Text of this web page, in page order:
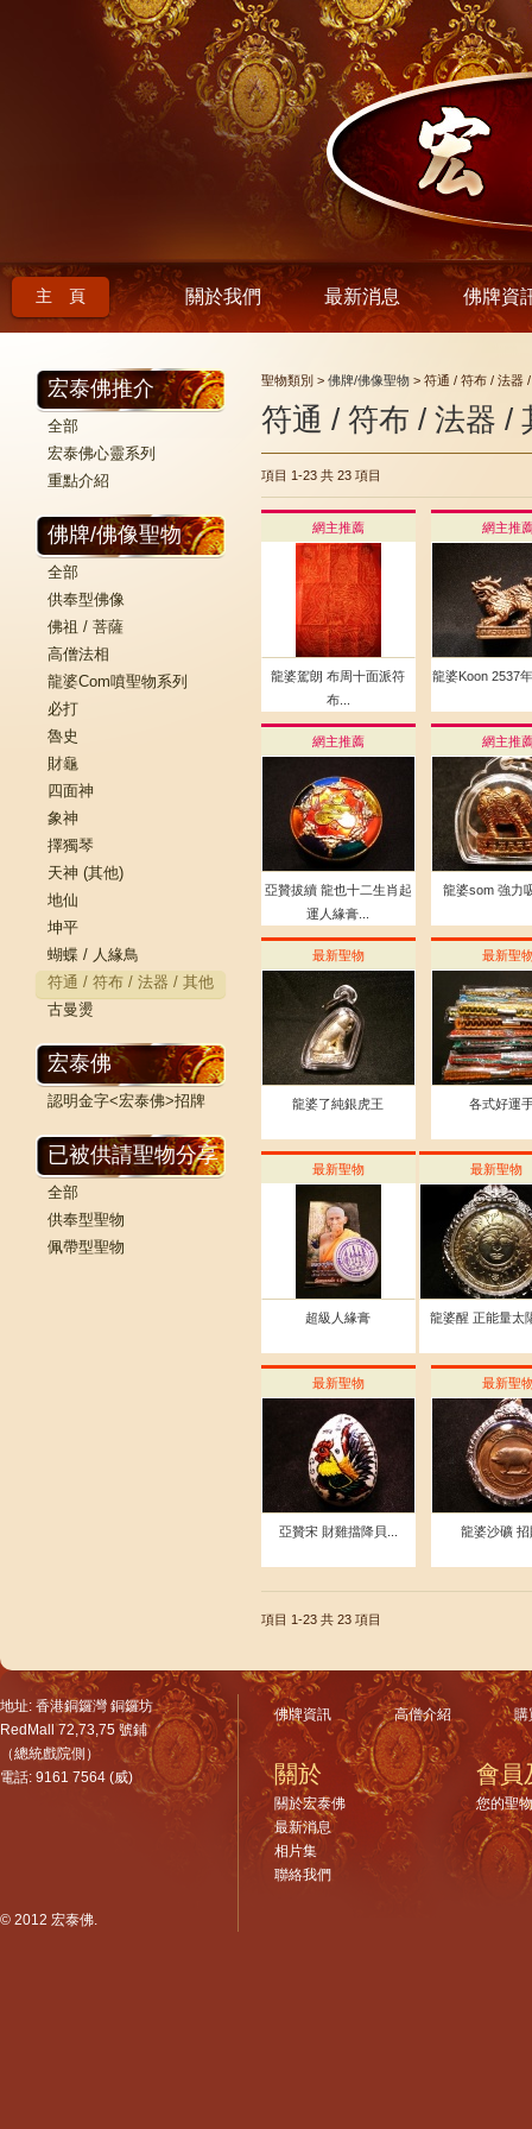
主 頁 關於我們 最新消息 佛牌資
宏泰佛推介
全部
宏泰佛心靈系列
重點介紹
佛牌/佛像聖物
全部
供奉型佛像
佛祖 / 菩薩
高僧法相
龍婆Com噴聖物系列
必打
魯史
財龜
四面神
象神
擇獨琴
天神 (其他)
地仙
坤平
蝴蝶 / 人緣鳥
符通 / 符布 / 法器 / 其他
古曼燙
宏泰佛
認明金字<宏泰佛>招牌
已被供請聖物分享
全部
供奉型聖物
佩帶型聖物
聖物類別 > 佛牌/佛像聖物 > 符通 / 符布 / 法器
符通 / 符布 / 法器 /
項目 1-23 共 23 項目
網主推薦
龍婆駕朗 布周十面派符
布...
網主推
龍婆Koon 2537
網主推薦
亞贊拔續 龍也十二生肖起
運人緣膏...
網主推
龍婆som 強力
最新聖物
龍婆了純銀虎王
最新聖
各式好運
最新聖物
超級人緣膏
最新聖物
龍婆醒 正能量太
最新聖物
亞贊宋 財雞擋降貝...
最新聖
龍婆沙礦 招
項目 1-23 共 23 項目
地址: 香港銅鑼灣 銅鑼坊
RedMall 72,73,75 號鋪
（總統戲院側）
電話: 9161 7564 (威)
© 2012 宏泰佛.
佛牌資訊 高僧介紹 購
關於
關於宏泰佛
最新消息
相片集
聯絡我們
會員
您的聖